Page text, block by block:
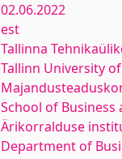
02.06.2022
est
Tallinna
Tallinn University
School of Business
Ärikorralduse
Department of